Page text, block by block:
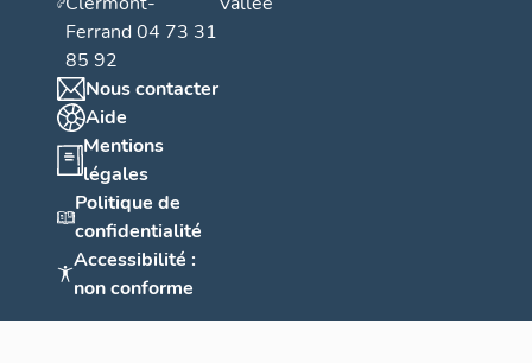
e
Ferrand 04 73 31
85 92
Nous contacter
Aide
Mentions
légales
Politique de
confidentialité
Accessibilité :
non conforme